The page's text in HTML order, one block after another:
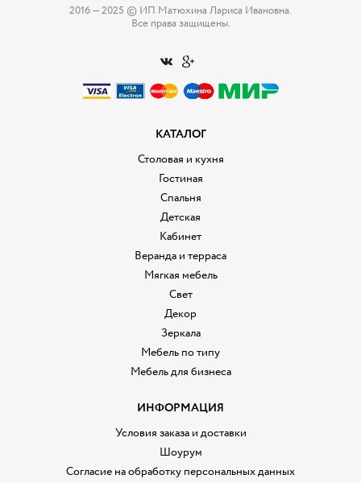
2016 — 2025 © ИП Матюхина Лариса Ивановна.
Все права защищены.
КАТАЛОГ
Столовая и кухня
Гостиная
Спальня
Детская
Кабинет
Веранда и терраса
Мягкая мебель
Свет
Декор
Зеркала
Мебель по типу
Мебель для бизнеса
ИНФОРМАЦИЯ
Условия заказа и доставки
Шоурум
Согласие на обработку персональных данных